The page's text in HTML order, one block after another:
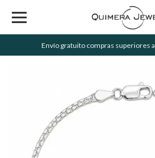
Envío gratuito compras superiores a